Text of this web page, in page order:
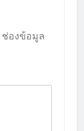
ช่องข้อมูล